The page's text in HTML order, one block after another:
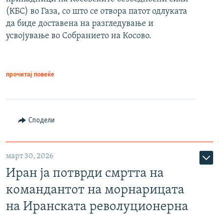
(КБС) во Газа, со што се отвора патот одлуката
да биде доставена на разгледување и
усвојување во Собранието на Косово.
прочитај повеќе
Сподели
март 30, 2026
Иран ја потврди смртта на
командантот на морнарицата
на Иранската револуционерна